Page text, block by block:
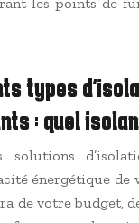
types
: quel
solutions
énergétique de
de votre budget,